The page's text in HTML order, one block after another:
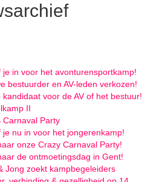
je in voor het avonturensportkamp!
bestuurder en AV-leden verkozen!
kandidaat voor de AV of het bestuur!
II
Carnaval Party
je nu in voor het jongerenkamp!
onze Crazy Carnaval Party!
de ontmoetingsdag in Gent!
Jong zoekt kampbegeleiders